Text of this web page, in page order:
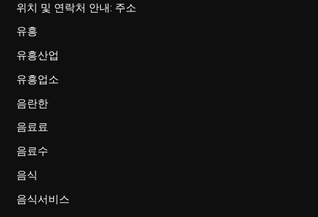
위치 및 연락처 안내: 주소
유흥
유흥산업
유흥업소
음란한
음료료
음료수
음식
음식서비스